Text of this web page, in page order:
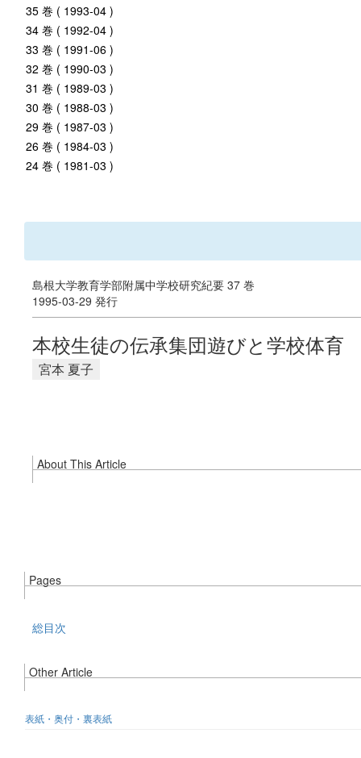
35 巻 ( 1993-04 )
34 巻 ( 1992-04 )
33 巻 ( 1991-06 )
32 巻 ( 1990-03 )
31 巻 ( 1989-03 )
30 巻 ( 1988-03 )
29 巻 ( 1987-03 )
26 巻 ( 1984-03 )
24 巻 ( 1981-03 )
島根大学教育学部附属中学校研究紀要 37 巻
1995-03-29 発行
本校生徒の伝承集団遊びと学校体育
宮本 夏子
About This Article
Pages
総目次
Other Article
表紙・奥付・裏表紙